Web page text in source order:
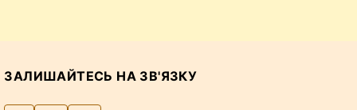
ЗАЛИШАЙТЕСЬ НА ЗВ'ЯЗКУ